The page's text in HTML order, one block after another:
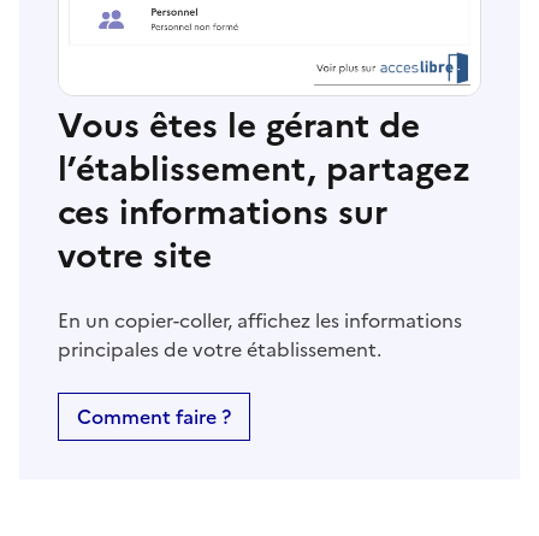
Vous êtes le gérant de
l’établissement, partagez
ces informations sur
votre site
En un copier-coller, affichez les informations
principales de votre établissement.
Comment faire ?